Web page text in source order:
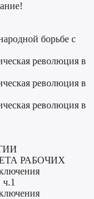
борьбе с
революция в
революция в
революция в
РАБОЧИХ